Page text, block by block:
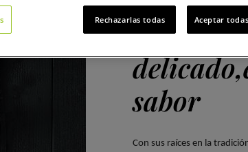
Aspecto
sabor
Con sus raíces en la
Rechazarlas todas Aceptar